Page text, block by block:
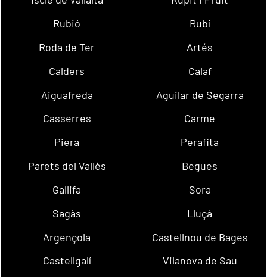
Rubió
Rubí
Roda de Ter
Artés
Calders
Calaf
Aiguafreda
Aguilar de Segarra
Casserres
Carme
Piera
Perafita
Parets del Vallès
Begues
Gallifa
Sora
Sagàs
Lluçà
Argençola
Castellnou de Bages
Castellgalí
Vilanova de Sau